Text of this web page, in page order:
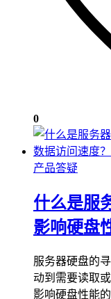
0
产品答疑
什么是服
影响硬盘
服务器硬盘的
动到需要读取
影响硬盘性能